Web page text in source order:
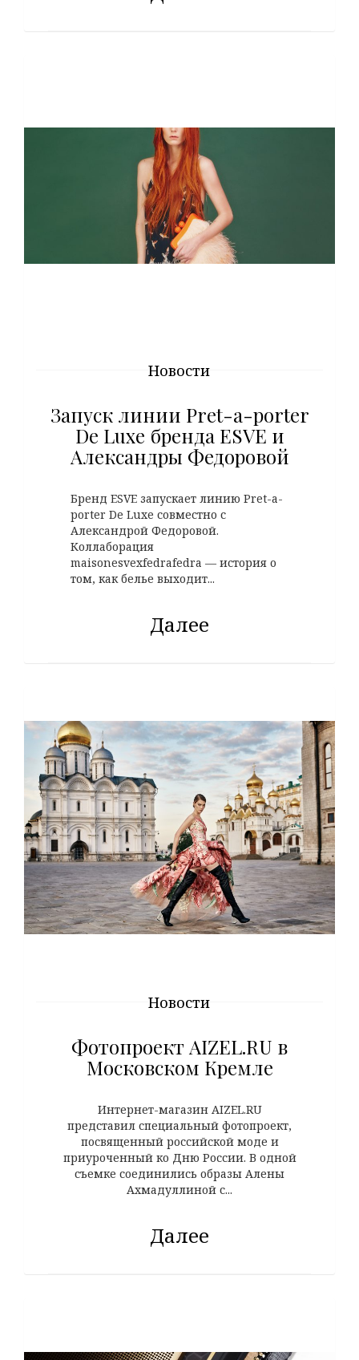
Новости
Запуск линии Pret-a-porter
De Luxe бренда ESVE и
Александры Федоровой
Бренд ESVE запускает линию Pret-a-
porter De Luxe совместно с
Александрой Федоровой.
Коллаборация
maisonesvexfedrafedra — история о
том, как белье выходит...
Далее
Новости
Фотопроект AIZEL.RU в
Московском Кремле
Интернет-магазин AIZEL.RU
представил специальный фотопроект,
посвященный российской моде и
приуроченный ко Дню России. В одной
съемке соединились образы Алены
Ахмадуллиной с...
Далее